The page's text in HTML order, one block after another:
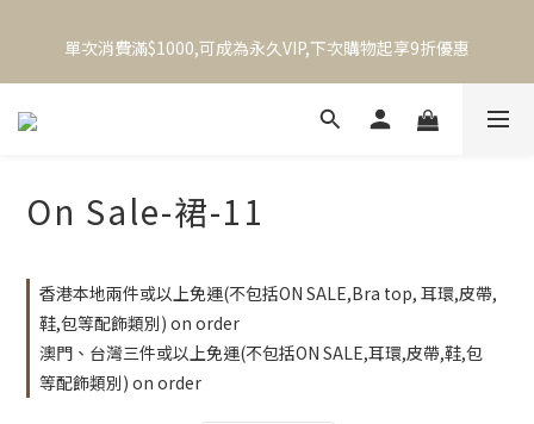
BraTop,飾物,鞋,袋等配飾類別)
單次消費滿$1000,可成為永久VIP,下次購物起享9折優惠
本港滿兩件順豐免運｜澳門、台灣滿三件順豐免運        (不包括
On Sale-裙-11
香港本地兩件或以上免運(不包括ON SALE,Bra top, 耳環,皮帶,
鞋,包等配飾類別) on order
澳門、台灣三件或以上免運(不包括ON SALE,耳環,皮帶,鞋,包
等配飾類別) on order